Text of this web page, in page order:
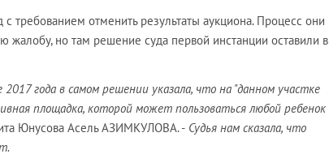
требованием отменить результаты аукциона. Процесс они
жалобу, но там решение суда первой инстанции оставили в
года в самом решении указала, что на "данном участке
площадка, которой может пользоваться любой ребенок
Юнусова Асель АЗИМКУЛОВА. - Судья нам сказала, что